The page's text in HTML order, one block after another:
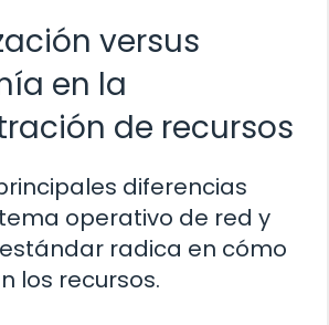
versus
en la
de recursos
diferencias
operativo de red y
radica en cómo
los recursos.